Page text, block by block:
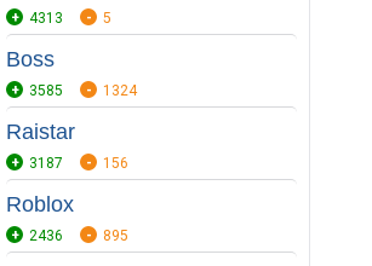
4313 5
Boss
3585 1324
Raistar
3187 156
Roblox
2436 895